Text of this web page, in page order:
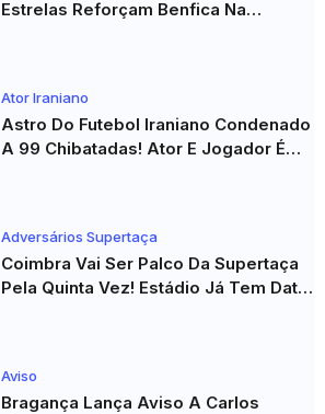
Estrelas Reforçam Benfica Na
Ator Iraniano
Astro Do Futebol Iraniano Condenado
A 99 Chibatadas! Ator E Jogador É
Adversários Supertaça
Coimbra Vai Ser Palco Da Supertaça
Pela Quinta Vez! Estádio Já Tem Data
Aviso
Bragança Lança Aviso A Carlos